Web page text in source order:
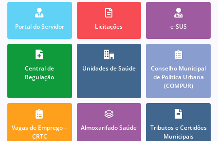
Portal do Servidor Licitações e-SUS
Central de
Regulação
Unidades de Saúde
Conselho Municipal
de Política Urbana
(COMPUR)
Vagas de Emprego –
CRTC
Almoxarifado Saúde
Tributos e Certidões
Municipais